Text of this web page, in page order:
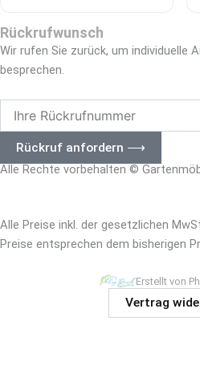
Rückrufwunsch
Wir rufen Sie zurück, um individuelle
besprechen.
Rückrufnummer
Rückruf anfordern ⟶
Alle Rechte vorbehalten ©
Alle Preise inkl. der gesetzlichen
Preise entsprechen dem bisherigen
Erstellt von
Vertrag